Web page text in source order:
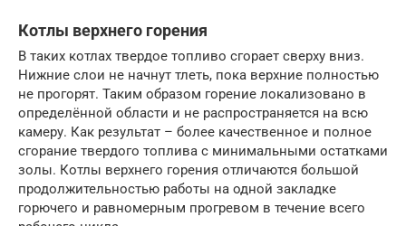
Котлы верхнего горения
В таких котлах твердое топливо сгорает сверху вниз.
Нижние слои не начнут тлеть, пока верхние полностью
не прогорят. Таким образом горение локализовано в
определённой области и не распространяется на всю
камеру. Как результат – более качественное и полное
сгорание твердого топлива с минимальными остатками
золы. Котлы верхнего горения отличаются большой
продолжительностью работы на одной закладке
горючего и равномерным прогревом в течение всего